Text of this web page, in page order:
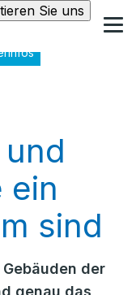
Sie uns
ein
sind
der
genau das